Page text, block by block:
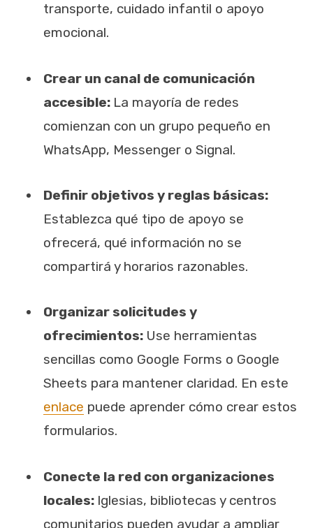
transporte, cuidado infantil o apoyo
emocional.
Crear un canal de comunicación
accesible: La mayoría de redes
comienzan con un grupo pequeño en
WhatsApp, Messenger o Signal.
Definir objetivos y reglas básicas:
Establezca qué tipo de apoyo se
ofrecerá, qué información no se
compartirá y horarios razonables.
Organizar solicitudes y
ofrecimientos: Use herramientas
sencillas como Google Forms o Google
Sheets para mantener claridad. En este
enlace puede aprender cómo crear estos
formularios.
Conecte la red con organizaciones
locales: Iglesias, bibliotecas y centros
comunitarios pueden ayudar a ampliar